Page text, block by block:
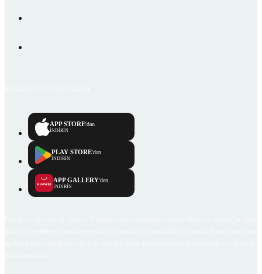
APP STORE'dan
İNDİRİN
PLAY STORE'dan
İNDİRİN
APP GALLERY'den
İNDİRİN